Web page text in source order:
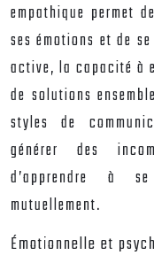
empathique permet
ses émotions et de
active, la capacité à
de solutions
styles de
générer des
d’apprendre à
mutuellement.
Émotionnelle et